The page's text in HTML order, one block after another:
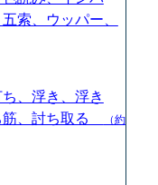
索、ウッパー、
、浮き、浮き
筋、討ち取る
（約